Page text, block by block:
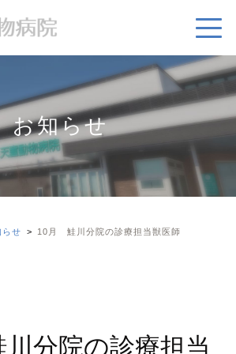
お知らせ
らせ 10月 鮭川分院の診療担当獣医師
分院の診療担当